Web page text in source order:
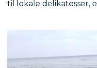
til lokale delikatesser,